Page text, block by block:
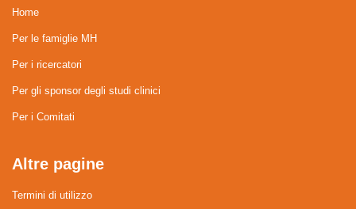
Home
Per le famiglie MH
Per i ricercatori
Per gli sponsor degli studi clinici
Per i Comitati
Altre pagine
Termini di utilizzo